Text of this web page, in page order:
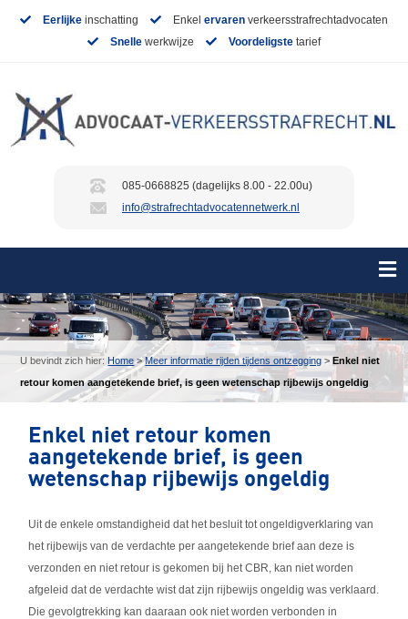
Eerlijke inschatting Enkel ervaren verkeersstrafrechtadvocaten
Snelle werkwijze Voordeligste tarief
085-0668825 (dagelijks 8.00 - 22.00u)
info@strafrechtadvocatennetwerk.nl
U bevindt zich hier:Home>Meer informatie rijden tijdens ontzegging >Enkel niet
retour komen aangetekende brief, is geen wetenschap rijbewijs ongeldig
Enkel niet retour komen
aangetekende brief, is geen
wetenschap rijbewijs ongeldig
Uit de enkele omstandigheid dat het besluit tot ongeldigverklaring van
het rijbewijs van de verdachte per aangetekende brief aan deze is
verzonden en niet retour is gekomen bij het CBR, kan niet worden
afgeleid dat de verdachte wist dat zijn rijbewijs ongeldig was verklaard.
Die gevolgtrekking kan daaraan ook niet worden verbonden in